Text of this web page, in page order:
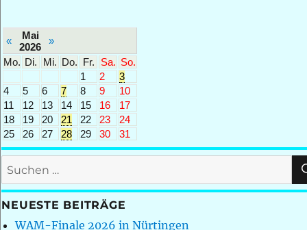
«
Mai
2026
»
Mo. Di. Mi. Do. Fr. Sa. So.
1
2
3
4
5 6 7 8 9
10
11
12 13 14 15 16
17
18
19 20 21 22 23
24
25
26 27 28 29 30 31
Suchen
nach:
NEUESTE BEITRÄGE
WAM-Finale 2026 in Nürtingen